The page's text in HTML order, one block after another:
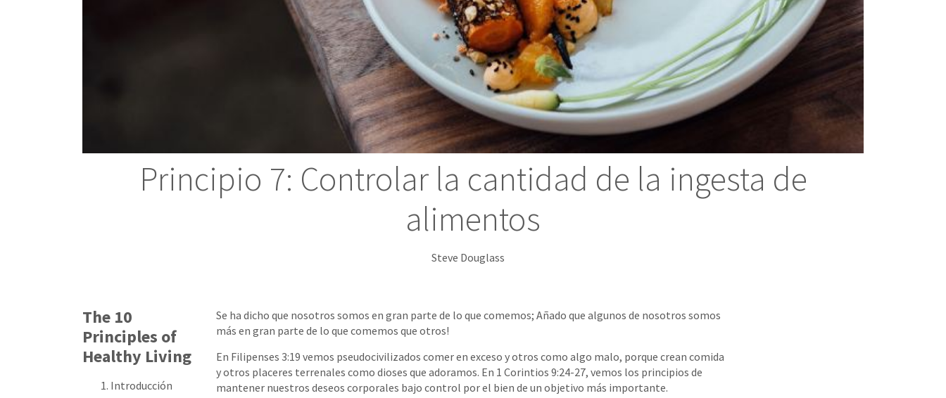
Principio 7: Controlar la cantidad de la ingesta de
alimentos
Steve Douglass
The 10
Principles of
Healthy Living
Introducción
Se ha dicho que nosotros somos en gran parte de lo que comemos; Añado que algunos de nosotros somos
más en gran parte de lo que comemos que otros!
En Filipenses 3:19 vemos pseudocivilizados comer en exceso y otros como algo malo, porque crean comida
y otros placeres terrenales como dioses que adoramos. En 1 Corintios 9:24-27, vemos los principios de
mantener nuestros deseos corporales bajo control por el bien de un objetivo más importante.